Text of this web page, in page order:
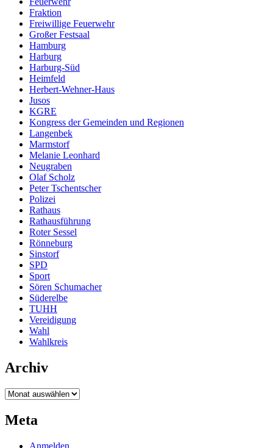
Fraktion
Freiwillige Feuerwehr
Großer Festsaal
Hamburg
Harburg
Harburg-Süd
Heimfeld
Herbert-Wehner-Haus
Jusos
KGRE
Kongress der Gemeinden und Regionen
Langenbek
Marmstorf
Melanie Leonhard
Neugraben
Olaf Scholz
Peter Tschentscher
Polizei
Rathaus
Rathausführung
Roter Sessel
Rönneburg
Sinstorf
SPD
Sport
Sören Schumacher
Süderelbe
TUHH
Vereidigung
Wahl
Wahlkreis
Archiv
Archiv
Meta
Anmelden